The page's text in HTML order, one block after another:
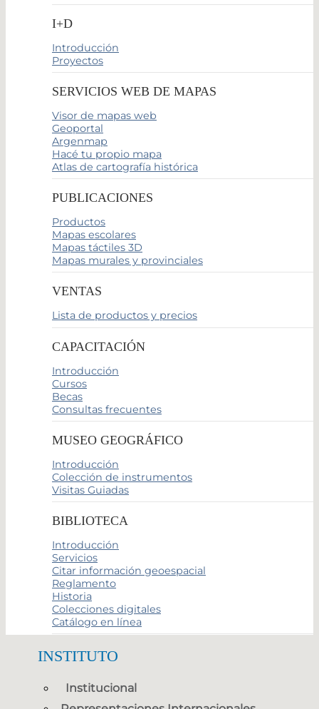
I+D
Introducción
Proyectos
SERVICIOS WEB DE MAPAS
Visor de mapas web
Geoportal
Argenmap
Hacé tu propio mapa
Atlas de cartografía histórica
PUBLICACIONES
Productos
Mapas escolares
Mapas táctiles 3D
Mapas murales y provinciales
VENTAS
Lista de productos y precios
CAPACITACIÓN
Introducción
Cursos
Becas
Consultas frecuentes
MUSEO GEOGRÁFICO
Introducción
Colección de instrumentos
Visitas Guiadas
BIBLIOTECA
Introducción
Servicios
Citar información geoespacial
Reglamento
Historia
Colecciones digitales
Catálogo en línea
INSTITUTO
Institucional